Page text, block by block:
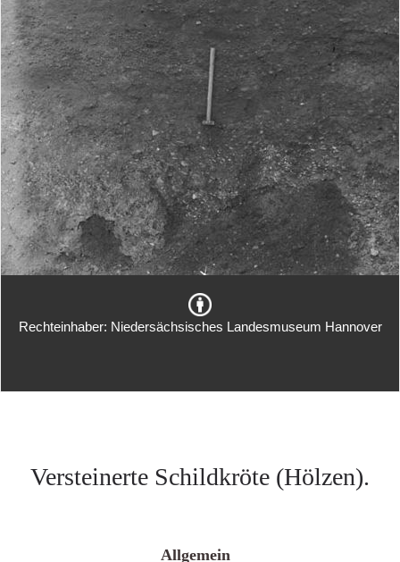
Rechteinhaber: Niedersächsisches Landesmuseum Hannover
Versteinerte Schildkröte (Hölzen).
Allgemein